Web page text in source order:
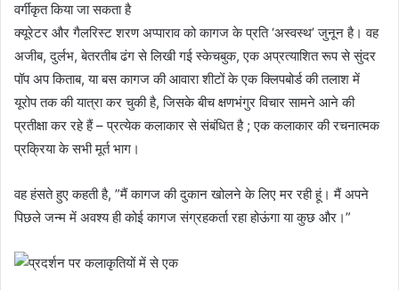
वर्गीकृत किया जा सकता है
क्यूरेटर और गैलरिस्ट शरण अप्पाराव को कागज के प्रति ‘अस्वस्थ’ जुनून है। वह
अजीब, दुर्लभ, बेतरतीब ढंग से लिखी गई स्केचबुक, एक अप्रत्याशित रूप से सुंदर
पॉप अप किताब, या बस कागज की आवारा शीटों के एक क्लिपबोर्ड की तलाश में
यूरोप तक की यात्रा कर चुकी है, जिसके बीच क्षणभंगुर विचार सामने आने की
प्रतीक्षा कर रहे हैं – प्रत्येक कलाकार से संबंधित है ; एक कलाकार की रचनात्मक
प्रक्रिया के सभी मूर्त भाग।
वह हंसते हुए कहती है, ”मैं कागज की दुकान खोलने के लिए मर रही हूं। मैं अपने
पिछले जन्म में अवश्य ही कोई कागज संग्रहकर्ता रहा होऊंगा या कुछ और।”